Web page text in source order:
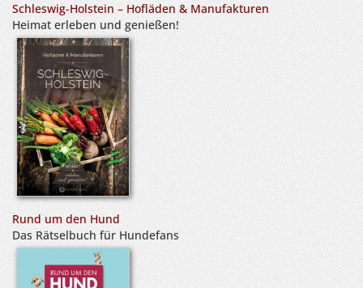
Schleswig-Holstein – Hofläden & Manufakturen
Heimat erleben und genießen!
Rund um den Hund
Das Rätselbuch für Hundefans